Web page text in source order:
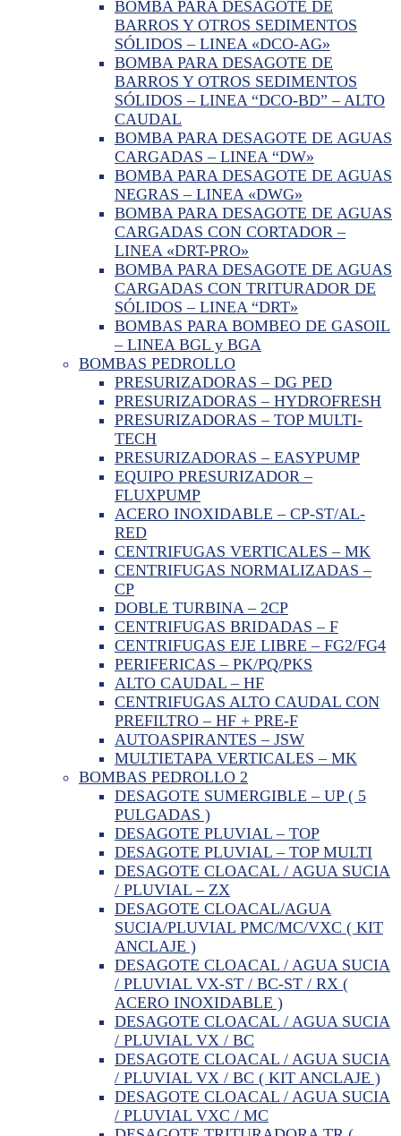
BOMBA PARA DESAGOTE DE
BARROS Y OTROS SEDIMENTOS
SÓLIDOS – LINEA «DCO-AG»
BOMBA PARA DESAGOTE DE
BARROS Y OTROS SEDIMENTOS
SÓLIDOS – LINEA “DCO-BD” – ALTO
CAUDAL
BOMBA PARA DESAGOTE DE AGUAS
CARGADAS – LINEA “DW»
BOMBA PARA DESAGOTE DE AGUAS
NEGRAS – LINEA «DWG»
BOMBA PARA DESAGOTE DE AGUAS
CARGADAS CON CORTADOR –
LINEA «DRT-PRO»
BOMBA PARA DESAGOTE DE AGUAS
CARGADAS CON TRITURADOR DE
SÓLIDOS – LINEA “DRT»
BOMBAS PARA BOMBEO DE GASOIL
– LINEA BGL y BGA
BOMBAS PEDROLLO
PRESURIZADORAS – DG PED
PRESURIZADORAS – HYDROFRESH
PRESURIZADORAS – TOP MULTI-
TECH
PRESURIZADORAS – EASYPUMP
EQUIPO PRESURIZADOR –
FLUXPUMP
ACERO INOXIDABLE – CP-ST/AL-
RED
CENTRIFUGAS VERTICALES – MK
CENTRIFUGAS NORMALIZADAS –
CP
DOBLE TURBINA – 2CP
CENTRIFUGAS BRIDADAS – F
CENTRIFUGAS EJE LIBRE – FG2/FG4
PERIFERICAS – PK/PQ/PKS
ALTO CAUDAL – HF
CENTRIFUGAS ALTO CAUDAL CON
PREFILTRO – HF + PRE-F
AUTOASPIRANTES – JSW
MULTIETAPA VERTICALES – MK
BOMBAS PEDROLLO 2
DESAGOTE SUMERGIBLE – UP ( 5
PULGADAS )
DESAGOTE PLUVIAL – TOP
DESAGOTE PLUVIAL – TOP MULTI
DESAGOTE CLOACAL / AGUA SUCIA
/ PLUVIAL – ZX
DESAGOTE CLOACAL/AGUA
SUCIA/PLUVIAL PMC/MC/VXC ( KIT
ANCLAJE )
DESAGOTE CLOACAL / AGUA SUCIA
/ PLUVIAL VX-ST / BC-ST / RX (
ACERO INOXIDABLE )
DESAGOTE CLOACAL / AGUA SUCIA
/ PLUVIAL VX / BC
DESAGOTE CLOACAL / AGUA SUCIA
/ PLUVIAL VX / BC ( KIT ANCLAJE )
DESAGOTE CLOACAL / AGUA SUCIA
/ PLUVIAL VXC / MC